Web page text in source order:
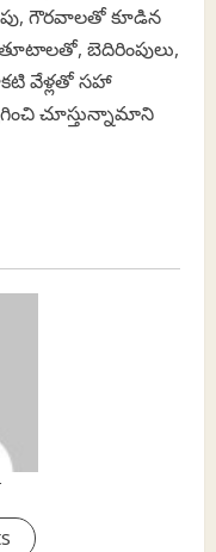
గౌరవాలతో కూడిన
బెదిరింపులు,
వేళ్లతో సహా
చూస్తున్నామాని